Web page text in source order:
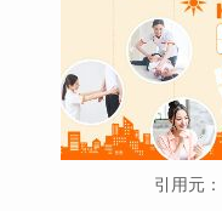
引用元：